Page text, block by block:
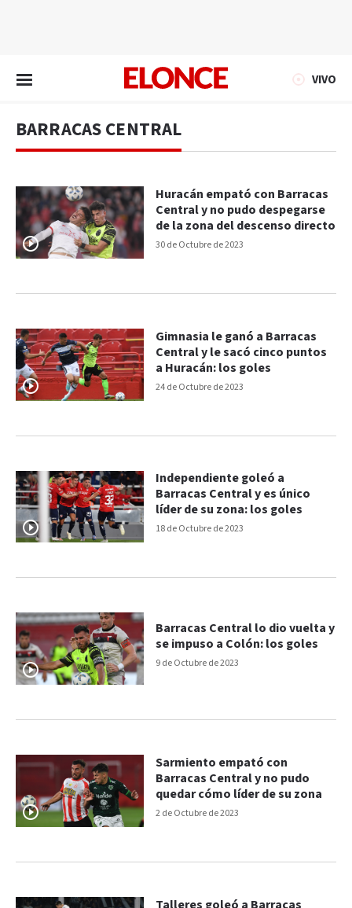
VIVO
BARRACAS CENTRAL
30 de Octubre de 2023
Huracán empató con Barracas
Central y no pudo despegarse
de la zona del descenso directo
24 de Octubre de 2023
Gimnasia le ganó a Barracas
Central y le sacó cinco puntos
a Huracán: los goles
18 de Octubre de 2023
Independiente goleó a
Barracas Central y es único
líder de su zona: los goles
9 de Octubre de 2023
Barracas Central lo dio vuelta y
se impuso a Colón: los goles
2 de Octubre de 2023
Sarmiento empató con
Barracas Central y no pudo
quedar cómo líder de su zona